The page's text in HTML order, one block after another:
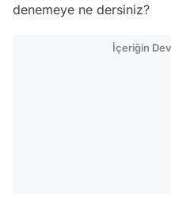
denemeye ne dersiniz?
İçeriğin